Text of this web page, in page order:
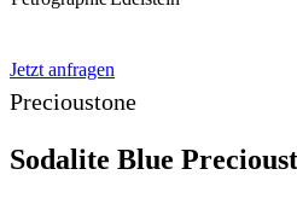
Jetzt anfragen
Precioustone
Sodalite Blue